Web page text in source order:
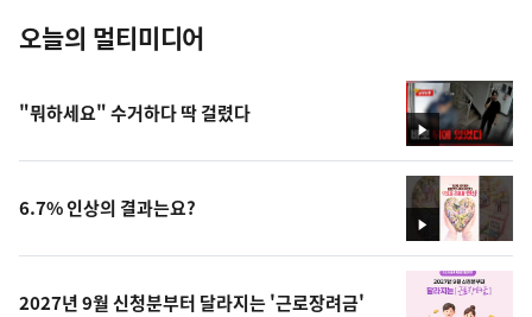
오늘의 멀티미디어
영
상
"뭐하세요" 수거하다 딱 걸렸다
영
상
6.7% 인상의 결과는요?
2027년 9월 신청분부터 달라지는 '근로장려금'